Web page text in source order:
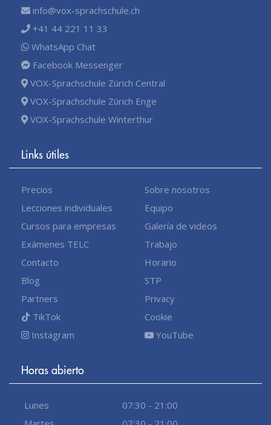
info@vox-sprachschule.ch
+41 44 221 11 33
WhatsApp Chat
Facebook Messenger
VOX-Sprachschule Zúrich Central
VOX-Sprachschule Zúrich Enge
VOX-Sprachschule Winterthur
Links útiles
Precios
Lecciones individuales
Cursos para empresas
Exámenes TELC
Contacto
Blog
Partners
TikTok
Instagram
Sobre nosotros
Equipo
Galería de videos
Trabajo
Horario
STP
Privacy
Cookie
YouTube
Horas abierto
Lunes
07:30 - 21:00